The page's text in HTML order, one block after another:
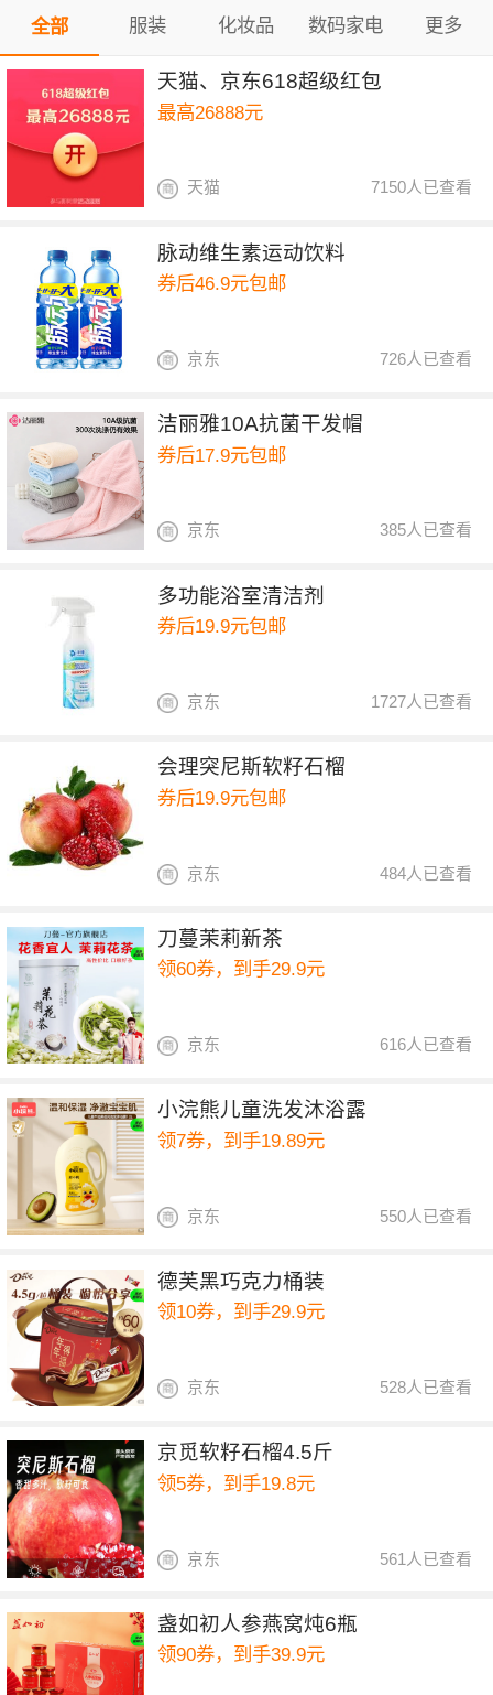
全部 服装 化妆品 数码家电 更多
天猫、京东618超级红包
最高26888元
7150人已查看
天猫
脉动维生素运动饮料
券后46.9元包邮
726人已查看
京东
洁丽雅10A抗菌干发帽
券后17.9元包邮
385人已查看
京东
多功能浴室清洁剂
券后19.9元包邮
1727人已查看
京东
会理突尼斯软籽石榴
券后19.9元包邮
484人已查看
京东
刀蔓茉莉新茶
领60券，到手29.9元
616人已查看
京东
小浣熊儿童洗发沐浴露
领7券，到手19.89元
550人已查看
京东
德芙黑巧克力桶装
领10券，到手29.9元
528人已查看
京东
京觅软籽石榴4.5斤
领5券，到手19.8元
561人已查看
京东
盏如初人参燕窝炖6瓶
领90券，到手39.9元